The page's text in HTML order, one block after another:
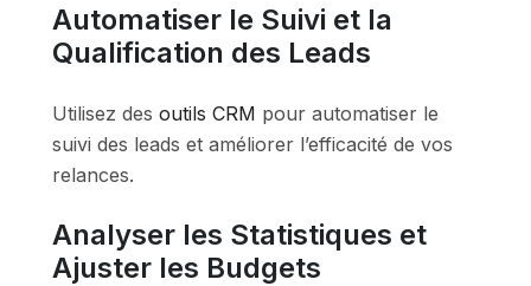
Automatiser le Suivi et la
Qualification des Leads
Utilisez des outils CRM pour automatiser le
suivi des leads et améliorer l’efficacité de vos
relances.
Analyser les Statistiques et
Ajuster les Budgets